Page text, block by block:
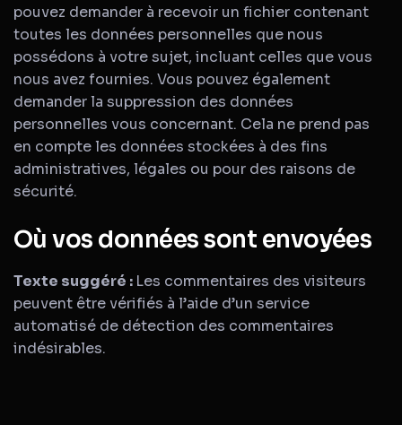
pouvez demander à recevoir un fichier contenant
toutes les données personnelles que nous
possédons à votre sujet, incluant celles que vous
nous avez fournies. Vous pouvez également
demander la suppression des données
personnelles vous concernant. Cela ne prend pas
en compte les données stockées à des fins
administratives, légales ou pour des raisons de
sécurité.
Où vos données sont envoyées
Texte suggéré : Les commentaires des visiteurs
peuvent être vérifiés à l’aide d’un service
automatisé de détection des commentaires
indésirables.